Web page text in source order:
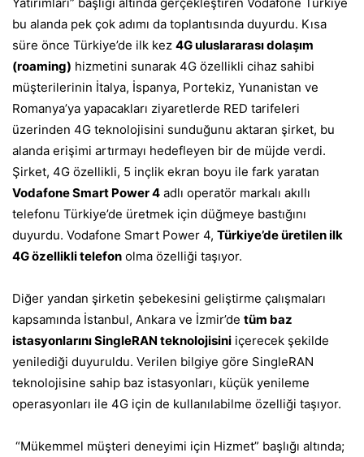
Yatırımları” başlığı altında gerçekleştiren Vodafone Türkiye
bu alanda pek çok adımı da toplantısında duyurdu. Kısa
süre önce Türkiye’de ilk kez 4G uluslararası dolaşım
(roaming) hizmetini sunarak 4G özellikli cihaz sahibi
müşterilerinin İtalya, İspanya, Portekiz, Yunanistan ve
Romanya’ya yapacakları ziyaretlerde RED tarifeleri
üzerinden 4G teknolojisini sunduğunu aktaran şirket, bu
alanda erişimi artırmayı hedefleyen bir de müjde verdi.
Şirket, 4G özellikli, 5 inçlik ekran boyu ile fark yaratan
Vodafone Smart Power 4 adlı operatör markalı akıllı
telefonu Türkiye’de üretmek için düğmeye bastığını
duyurdu. Vodafone Smart Power 4, Türkiye’de üretilen ilk
4G özellikli telefon olma özelliği taşıyor.
Diğer yandan şirketin şebekesini geliştirme çalışmaları
kapsamında İstanbul, Ankara ve İzmir’de tüm baz
istasyonlarını SingleRAN teknolojisini içerecek şekilde
yenilediği duyuruldu. Verilen bilgiye göre SingleRAN
teknolojisine sahip baz istasyonları, küçük yenileme
operasyonları ile 4G için de kullanılabilme özelliği taşıyor.
“Mükemmel müşteri deneyimi için Hizmet” başlığı altında;